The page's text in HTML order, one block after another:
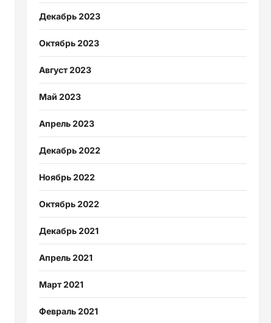
Декабрь 2023
Октябрь 2023
Август 2023
Май 2023
Апрель 2023
Декабрь 2022
Ноябрь 2022
Октябрь 2022
Декабрь 2021
Апрель 2021
Март 2021
Февраль 2021